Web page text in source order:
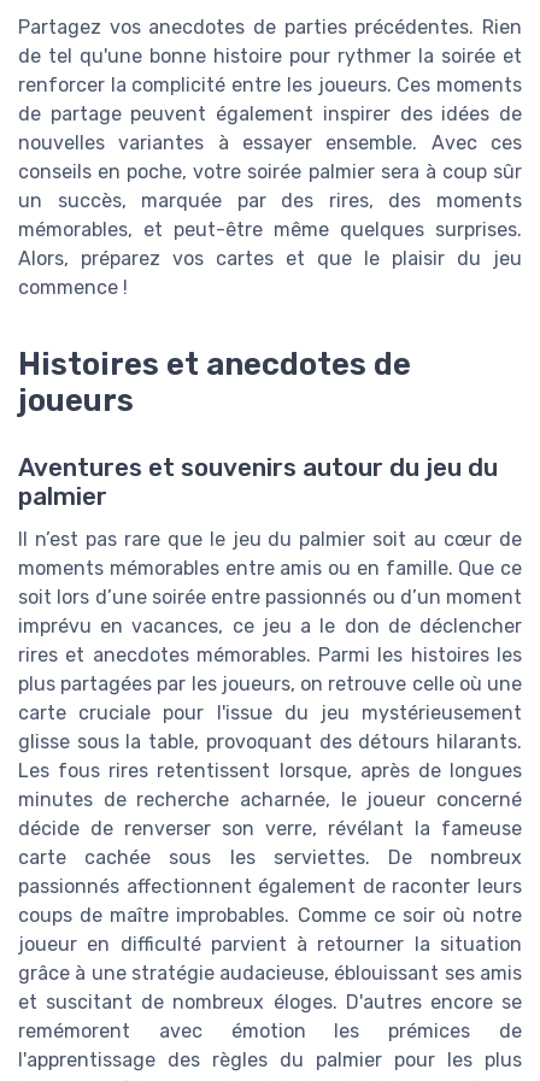
Partagez vos anecdotes de parties précédentes. Rien
de tel qu'une bonne histoire pour rythmer la soirée et
renforcer la complicité entre les joueurs. Ces moments
de partage peuvent également inspirer des idées de
nouvelles variantes à essayer ensemble. Avec ces
conseils en poche, votre soirée palmier sera à coup sûr
un succès, marquée par des rires, des moments
mémorables, et peut-être même quelques surprises.
Alors, préparez vos cartes et que le plaisir du jeu
commence !
Histoires et anecdotes de
joueurs
Aventures et souvenirs autour du jeu du
palmier
Il n’est pas rare que le jeu du palmier soit au cœur de
moments mémorables entre amis ou en famille. Que ce
soit lors d’une soirée entre passionnés ou d’un moment
imprévu en vacances, ce jeu a le don de déclencher
rires et anecdotes mémorables. Parmi les histoires les
plus partagées par les joueurs, on retrouve celle où une
carte cruciale pour l'issue du jeu mystérieusement
glisse sous la table, provoquant des détours hilarants.
Les fous rires retentissent lorsque, après de longues
minutes de recherche acharnée, le joueur concerné
décide de renverser son verre, révélant la fameuse
carte cachée sous les serviettes. De nombreux
passionnés affectionnent également de raconter leurs
coups de maître improbables. Comme ce soir où notre
joueur en difficulté parvient à retourner la situation
grâce à une stratégie audacieuse, éblouissant ses amis
et suscitant de nombreux éloges. D'autres encore se
remémorent avec émotion les prémices de
l'apprentissage des règles du palmier pour les plus